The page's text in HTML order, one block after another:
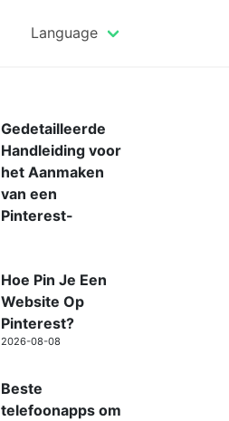
Language
Gedetailleerde
Handleiding voor
het Aanmaken
van een
Pinterest-
Hoe Pin Je Een
Website Op
Pinterest?
2026-08-08
Beste
telefoonapps om